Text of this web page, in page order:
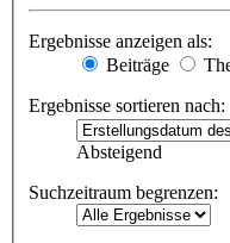
Ergebnisse anzeigen als:
Beiträge
Ergebnisse sortieren nach:
Absteigend
Suchzeitraum begrenzen: